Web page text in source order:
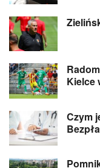
Kielce
Czym